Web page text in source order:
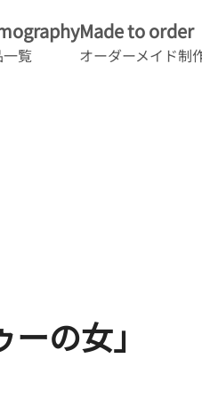
覧
Made to order
オーダーメイド制
の女」